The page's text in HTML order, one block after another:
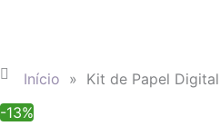
Início » Kit de Papel
-13%